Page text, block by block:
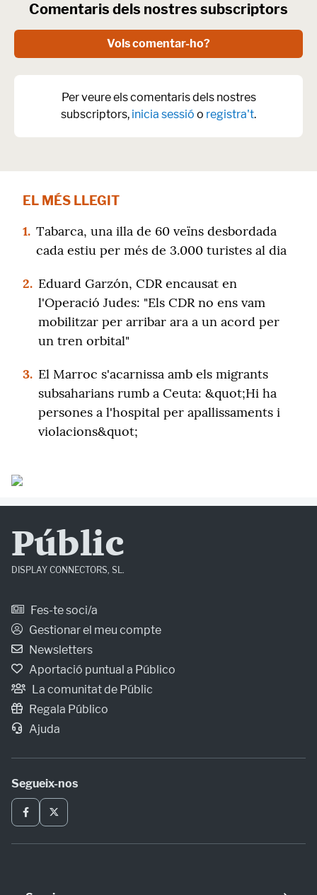
Comentaris dels nostres subscriptors
Vols comentar-ho?
Per veure els comentaris dels nostres
subscriptors, inicia sessió o registra't.
EL MÉS LLEGIT
1. Tabarca, una illa de 60 veïns desbordada
cada estiu per més de 3.000 turistes al dia
2. Eduard Garzón, CDR encausat en
l'Operació Judes: "Els CDR no ens vam
mobilitzar per arribar ara a un acord per
un tren orbital"
3. El Marroc s'acarnissa amb els migrants
subsaharians rumb a Ceuta: &quot;Hi ha
persones a l'hospital per apallissaments i
violacions&quot;
Públic
DISPLAY CONNECTORS, SL.
Fes-te soci/a
Gestionar el meu compte
Newsletters
Aportació puntual a Público
La comunitat de Públic
Regala Público
Ajuda
Segueix-nos